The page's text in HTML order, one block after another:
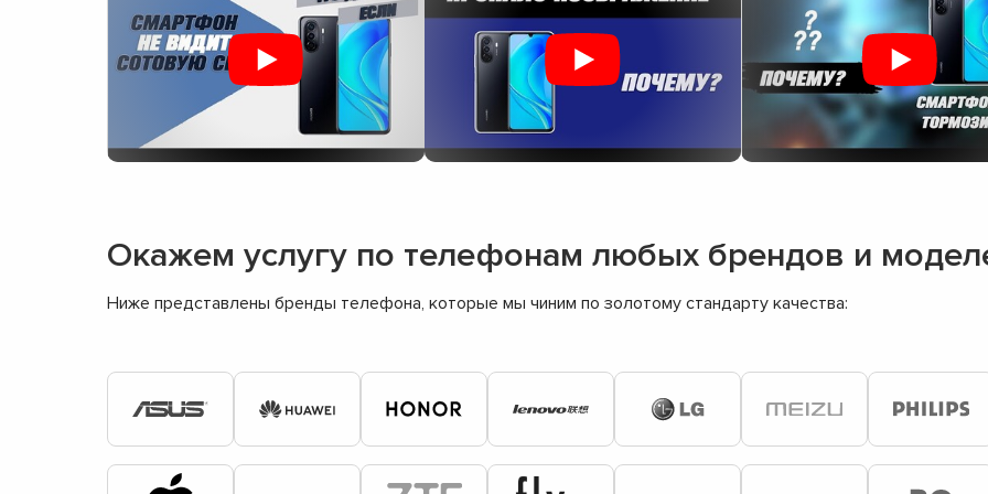
Окажем услугу по телефонам любых брендов и
Ниже представлены бренды телефона, которые мы чиним по золотому стандарту качества: